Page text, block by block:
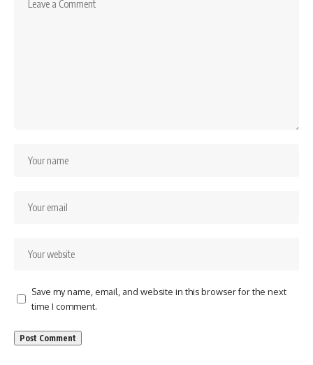
Save my name, email, and website in this browser for the next
time I comment.